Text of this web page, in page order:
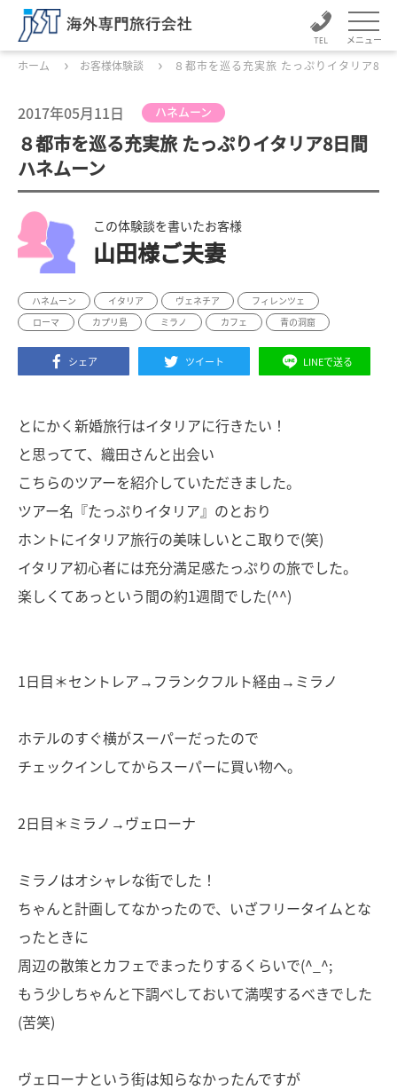
メニュー
ホーム お客様体験談 ８都市を巡る充実旅 たっぷりイタリア8日
2017年05月11日 ハネムーン
８都市を巡る充実旅 たっぷりイタリア8日間
ハネムーン
この体験談を書いたお客様
山田様ご夫妻
ハネムーン イタリア ヴェネチア
フィレンツェ
ローマ
カプリ島 ミラノ カフェ 青の洞窟
シェア ツイート LINEで送る
とにかく新婚旅行はイタリアに行きたい！
と思ってて、織田さんと出会い
こちらのツアーを紹介していただきました。
ツアー名『たっぷりイタリア』のとおり
ホントにイタリア旅行の美味しいとこ取りで(笑)
イタリア初心者には充分満足感たっぷりの旅でした。
楽しくてあっという間の約1週間でした(^^)
1日目＊セントレア→フランクフルト経由→ミラノ
ホテルのすぐ横がスーパーだったので
チェックインしてからスーパーに買い物へ。
2日目＊ミラノ→ヴェローナ
ミラノはオシャレな街でした！
ちゃんと計画してなかったので、いざフリータイムとな
ったときに
周辺の散策とカフェでまったりするくらいで(^_^;
もう少しちゃんと下調べしておいて満喫するべきでした
(苦笑)
ヴェローナという街は知らなかったんですが